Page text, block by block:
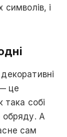
і
це
така собі
обряду. А
сам